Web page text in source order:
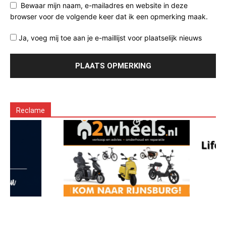
Bewaar mijn naam, e-mailadres en website in deze
browser voor de volgende keer dat ik een opmerking maak.
Ja, voeg mij toe aan je e-maillijst voor plaatselijk nieuws
Reclame